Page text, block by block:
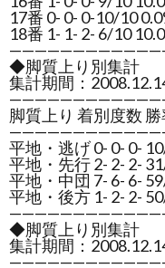
17番 0- 0- 0-10/10
18番 1- 1- 2- 6/10
◆脚質上り別集計
集計期間：
脚質上り 着別度数
平地・逃げ 0- 0- 0-
平地・先行 2- 2- 2-
平地・中団 7- 6- 6-
平地・後方 1- 2- 2-
◆脚質上り別集計
集計期間：